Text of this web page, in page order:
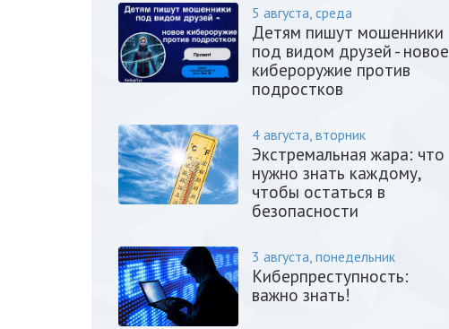
5 августа, среда
Детям пишут мошенники
под видом друзей - новое
кибероружие против
подростков
4 августа, вторник
Экстремальная жара: что
нужно знать каждому,
чтобы остаться в
безопасности
3 августа, понедельник
Киберпреступность:
важно знать!